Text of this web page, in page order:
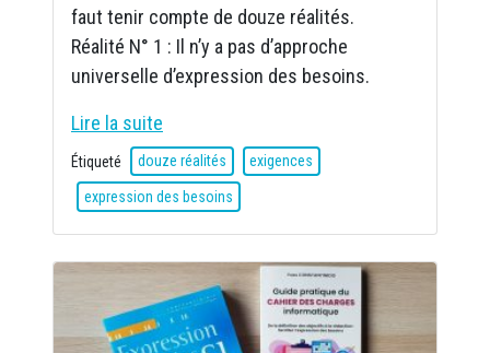
faut tenir compte de douze réalités.
Réalité N° 1 : Il n’y a pas d’approche
universelle d’expression des besoins.
Lire la suite
Étiqueté douze réalités exigences
expression des besoins